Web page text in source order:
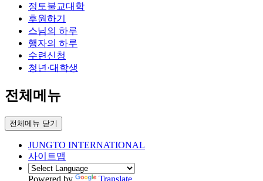
정토불교대학
후원하기
스님의 하루
행자의 하루
수련신청
청년·대학생
전체메뉴
전체메뉴 닫기
JUNGTO INTERNATIONAL
사이트맵
Powered by Translate